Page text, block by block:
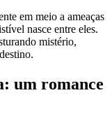
em meio a ameaças
nasce entre eles.
mistério,
um romance